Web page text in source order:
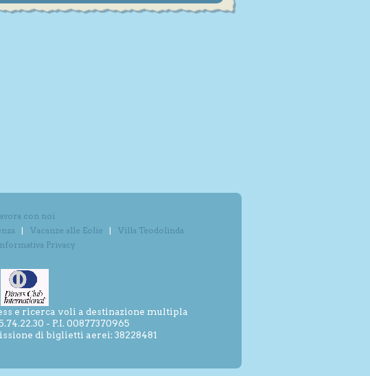
con noi
Vacanze alle Eolie
Villa Teodolinda
Privacy
e ricerca voli a destinazione multipla
- P.I. 00877370965
di biglietti aerei: 38228481